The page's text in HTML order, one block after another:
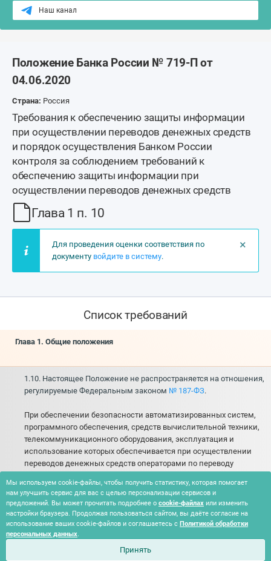
Наш канал
Положение Банка России № 719-П от
04.06.2020
Страна: Россия
Требования к обеспечению защиты информации
при осуществлении переводов денежных средств
и порядок осуществления Банком России
контроля за соблюдением требований к
обеспечению защиты информации при
осуществлении переводов денежных средств
Глава 1 п. 10
×
Для проведения оценки соответствия по
документу войдите в систему.
Список требований
Глава 1. Общие положения
1.10. Настоящее Положение не распространяется на отношения,
регулируемые Федеральным законом № 187-ФЗ.
При обеспечении безопасности автоматизированных систем,
программного обеспечения, средств вычислительной техники,
телекоммуникационного оборудования, эксплуатация и
использование которых обеспечивается при осуществлении
переводов денежных средств операторами по переводу
инфраструктуры, являющихся объектами критической
информационной инфраструктуры Российской Федерации,
настоящее положение применяется наряду с требованиями
Федерального закона№ 187-ФЗ.
Мы используем cookie-файлы, чтобы получить статистику, которая помогает
нам улучшить сервис для вас с целью персонализации сервисов и
предложений. Вы может прочитать подробнее о cookie-файлах или изменить
настройки браузера. Продолжая пользоваться сайтом, вы даёте согласие на
использование ваших cookie-файлов и соглашаетесь с Политикой обработки
персональных данных.
Принять